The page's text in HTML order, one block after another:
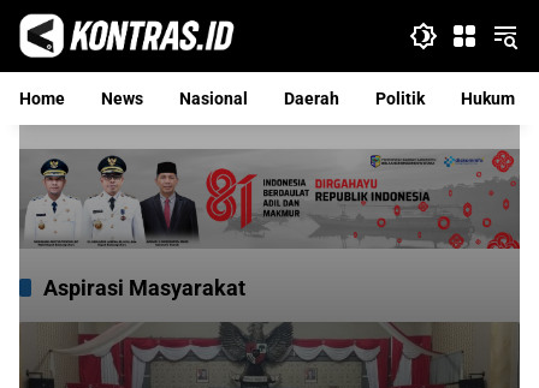
Langsung
konten
Home
News Nasional Daerah Politik Hukum
Aspirasi Masyarakat